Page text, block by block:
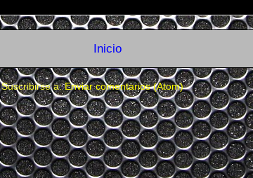
Inicio
Suscribirse a:Enviar comentarios (Atom)